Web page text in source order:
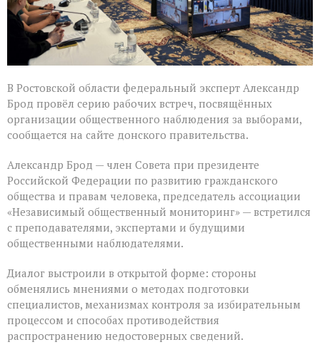
В Ростовской области федеральный эксперт Александр
Брод провёл серию рабочих встреч, посвящённых
организации общественного наблюдения за выборами,
сообщается на сайте донского правительства.
Александр Брод — член Совета при президенте
Российской Федерации по развитию гражданского
общества и правам человека, председатель ассоциации
«Независимый общественный мониторинг» — встретился
с преподавателями, экспертами и будущими
общественными наблюдателями.
Диалог выстроили в открытой форме: стороны
обменялись мнениями о методах подготовки
специалистов, механизмах контроля за избирательным
процессом и способах противодействия
распространению недостоверных сведений.